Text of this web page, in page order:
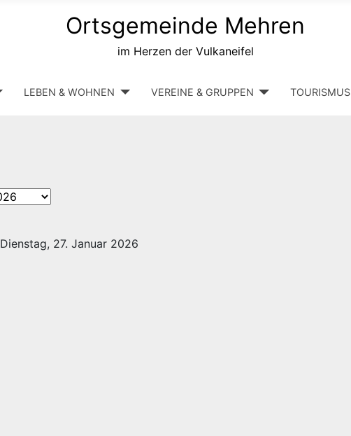
Ortsgemeinde Mehren
im Herzen der Vulkaneifel
LEBEN & WOHNEN VEREINE & GRUPPEN TOURISMUS
Dienstag, 27. Januar 2026